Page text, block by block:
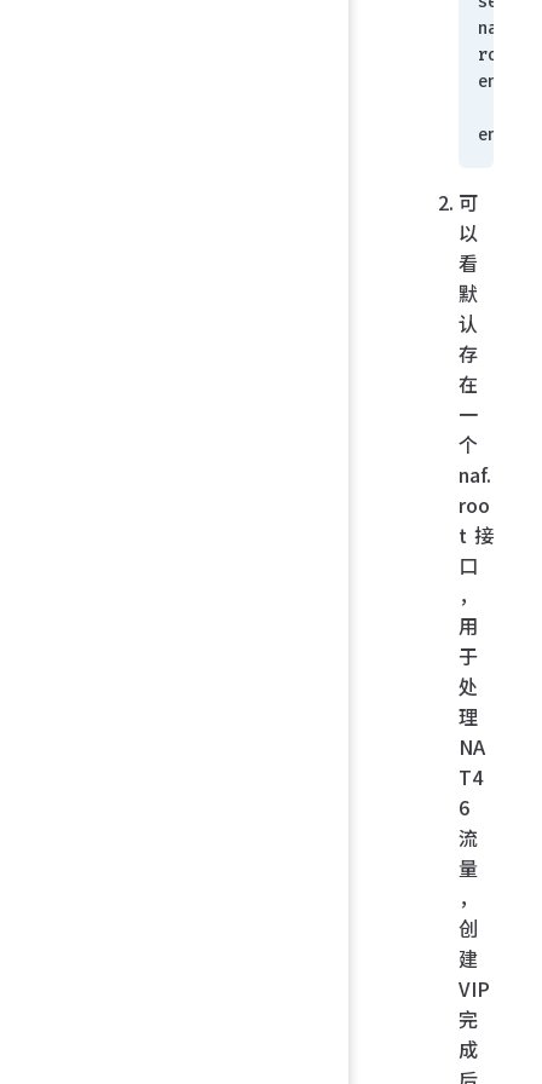
nat46-
route
enable
end
可
以
看
默
认
存
在
一
个
naf.
roo
t 接
口
，
用
于
处
理
NA
T4
6
流
量
，
创
建
VIP
完
成